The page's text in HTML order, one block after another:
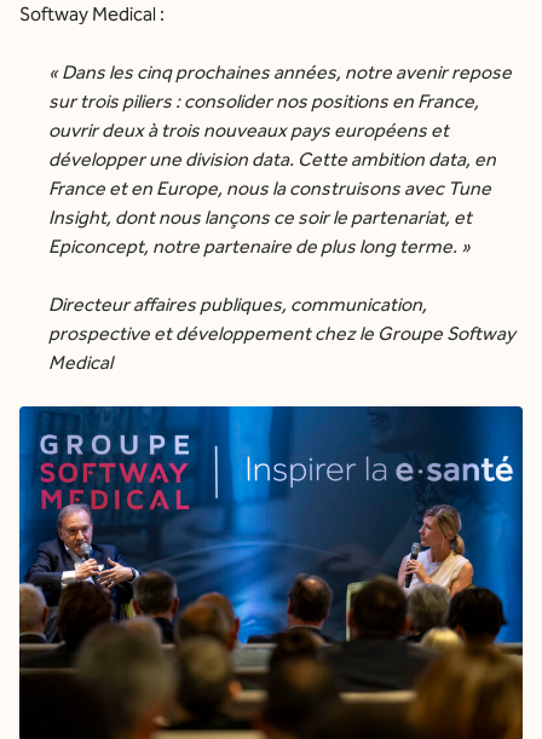
Softway Medical :
« Dans les cinq prochaines années, notre avenir repose
sur trois piliers : consolider nos positions en France,
ouvrir deux à trois nouveaux pays européens et
développer une division data. Cette ambition data, en
France et en Europe, nous la construisons avec Tune
Insight, dont nous lançons ce soir le partenariat, et
Epiconcept, notre partenaire de plus long terme. »
Directeur affaires publiques, communication,
prospective et développement chez le Groupe Softway
Medical